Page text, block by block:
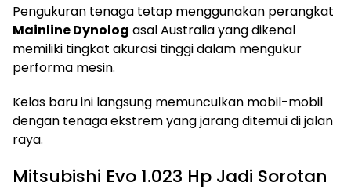
Pengukuran tenaga tetap menggunakan perangkat
Mainline Dynolog asal Australia yang dikenal
memiliki tingkat akurasi tinggi dalam mengukur
performa mesin.
Kelas baru ini langsung memunculkan mobil-mobil
dengan tenaga ekstrem yang jarang ditemui di jalan
raya.
Mitsubishi Evo 1.023 Hp Jadi Sorotan